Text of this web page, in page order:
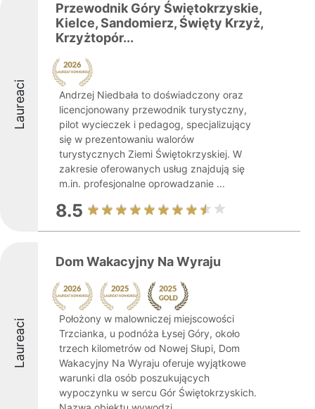
Laureaci
Przewodnik Góry Świętokrzyskie,
Kielce, Sandomierz, Święty Krzyż,
Krzyżtopór...
Andrzej Niedbała to doświadczony oraz
licencjonowany przewodnik turystyczny,
pilot wycieczek i pedagog, specjalizujący
się w prezentowaniu walorów
turystycznych Ziemi Świętokrzyskiej. W
zakresie oferowanych usług znajdują się
m.in. profesjonalne oprowadzanie ...
8.5
Laureaci
Dom Wakacyjny Na Wyraju
Położony w malowniczej miejscowości
Trzcianka, u podnóża Łysej Góry, około
trzech kilometrów od Nowej Słupi, Dom
Wakacyjny Na Wyraju oferuje wyjątkowe
warunki dla osób poszukujących
wypoczynku w sercu Gór Świętokrzyskich.